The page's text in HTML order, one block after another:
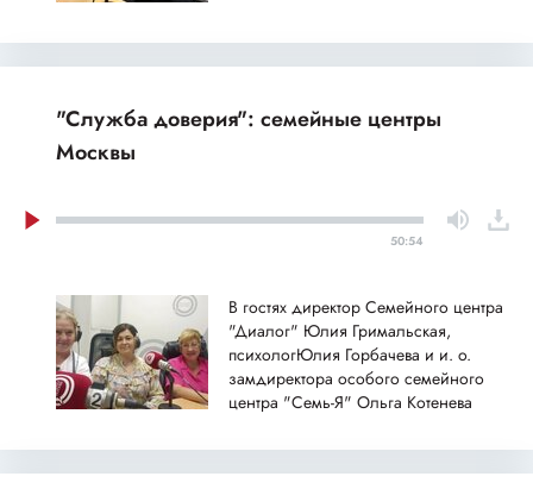
"Служба доверия": семейные центры
Москвы
50:54
В гостях директор Семейного центра
"Диалог" Юлия Гримальская,
психологЮлия Горбачева и и. о.
замдиректора особого семейного
центра "Семь-Я" Ольга Котенева